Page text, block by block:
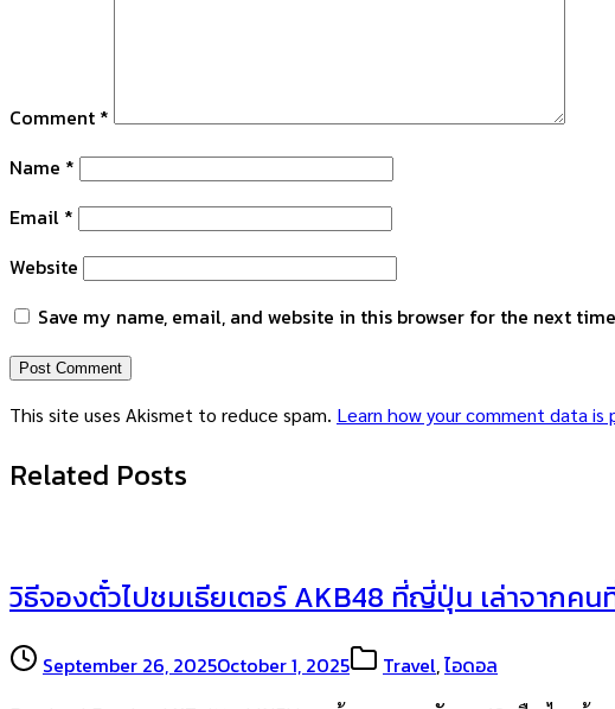
Comment *
Name *
Email *
Website
Save my name, email, and website in this browser for the next
This site uses Akismet to reduce spam. Learn how your comment data is
Related Posts
วิธีจองตั๋วไปชมเธียเตอร์ AKB48 ที่ญี่ปุ่น เล่าจากคน
September 26, 2025October 1, 2025 Travel,ไอดอล